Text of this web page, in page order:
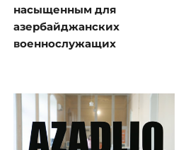
насыщенным для
азербайджанских
военнослужащих